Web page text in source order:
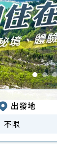
出發地